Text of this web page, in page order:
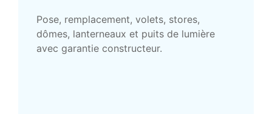
Pose, remplacement, volets, stores,
dômes, lanterneaux et puits de lumière
avec garantie constructeur.